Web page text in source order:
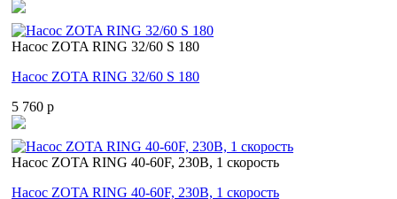
Насос ZOTA RING 32/60 S 180
Насос ZOTA RING 32/60 S 180
5 760 p
Насос ZOTA RING 40-60F, 230В, 1 скорость
Насос ZOTA RING 40-60F, 230В, 1 скорость